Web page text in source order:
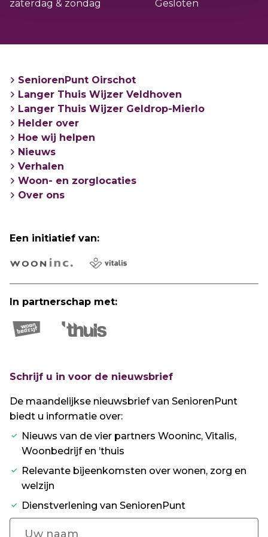
zaterdag & zondag
Gesloten
SeniorenPunt Oirschot
Langer Thuis Wijzer Veldhoven
Langer Thuis Wijzer Geldrop-Mierlo
Helder over
Hoe wij helpen
Nieuws
Verhalen
Woon- en zorglocaties
Over ons
Een initiatief van:
In partnerschap met:
Schrijf u in voor de nieuwsbrief
De maandelijkse nieuwsbrief van SeniorenPunt
biedt u informatie over:
Nieuws van de vier partners Wooninc, Vitalis,
Woonbedrijf en ’thuis
Relevante bijeenkomsten over wonen, zorg en
welzijn
Dienstverlening van SeniorenPunt